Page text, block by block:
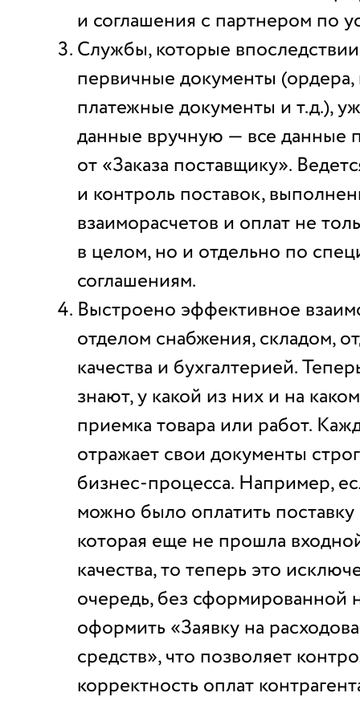
и соглашения с партнером по
Службы, которые
первичные документы (ордера,
платежные документы и т.д.),
данные вручную — все данные
от «Заказа поставщику».
и контроль поставок,
взаиморасчетов и оплат не
в целом, но и отдельно по
соглашениям.
Выстроено эффективное
отделом снабжения, складом,
качества и бухгалтерией.
знают, у какой из них и на
приемка товара или работ.
отражает свои документы
бизнес-процесса. Например,
можно было оплатить
которая еще не прошла
качества, то теперь это
очередь, без сформированной
оформить «Заявку на
средств», что позволяет
корректность оплат